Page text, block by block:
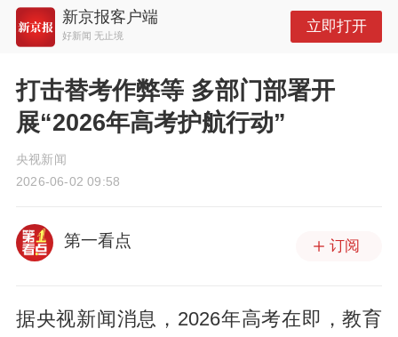
新京报客户端
好新闻 无止境
立即打开
打击替考作弊等 多部门部署开
展“2026年高考护航行动”
央视新闻
2026-06-02 09:58
第一看点 订阅
据央视新闻消息，2026年高考在即，教育